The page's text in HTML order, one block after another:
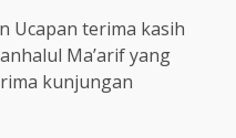
Ucapan terima kasih
Ma’arif yang
kunjungan